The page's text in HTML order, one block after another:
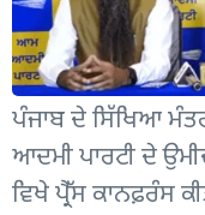
ਪੰਜਾਬ ਦੇ ਸਿੱਖਿਆ
ਆਦਮੀ ਪਾਰਟੀ ਦੇ
ਵਿਖੇ ਪ੍ਰੈੱਸ ਕਾਨਫ਼ਰੰਸ